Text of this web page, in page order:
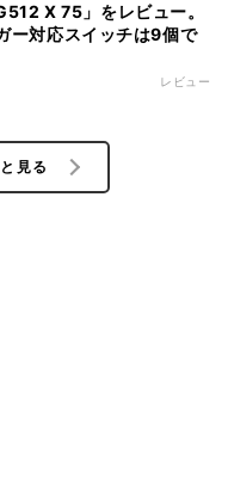
X 75」をレビュー。
ー対応スイッチは9個で
レビュー
見る